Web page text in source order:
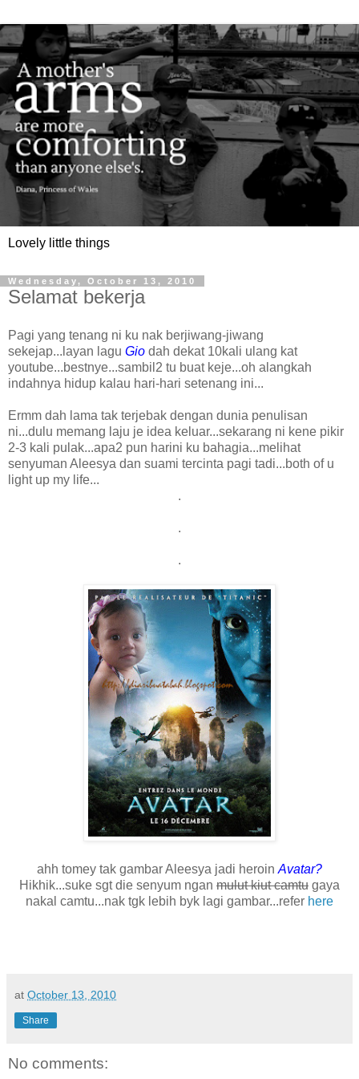
Lovely little things
Wednesday, October 13, 2010
Selamat bekerja
Pagi yang tenang ni ku nak berjiwang-jiwang
sekejap...layan lagu Gio dah dekat 10kali ulang kat
youtube...bestnye...sambil2 tu buat keje...oh alangkah
indahnya hidup kalau hari-hari setenang ini...
Ermm dah lama tak terjebak dengan dunia penulisan
ni...dulu memang laju je idea keluar...sekarang ni kene pikir
2-3 kali pulak...apa2 pun harini ku bahagia...melihat
senyuman Aleesya dan suami tercinta pagi tadi...both of u
light up my life...
.
.
.
ahh tomey tak gambar Aleesya jadi heroin Avatar?
Hikhik...suke sgt die senyum ngan mulut kiut camtu gaya
nakal camtu...nak tgk lebih byk lagi gambar...refer here
at October 13, 2010
Share
No comments: